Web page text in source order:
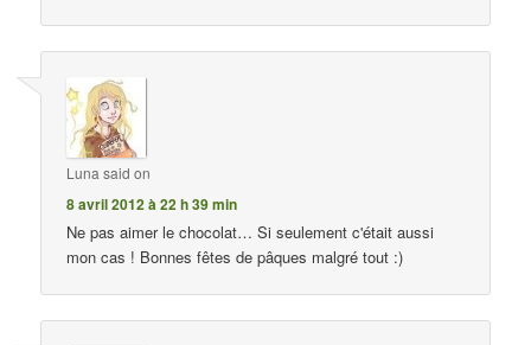
Luna said on
8 avril 2012 à 22 h 39 min
Ne pas aimer le chocolat… Si seulement c'était aussi
mon cas ! Bonnes fêtes de pâques malgré tout :)